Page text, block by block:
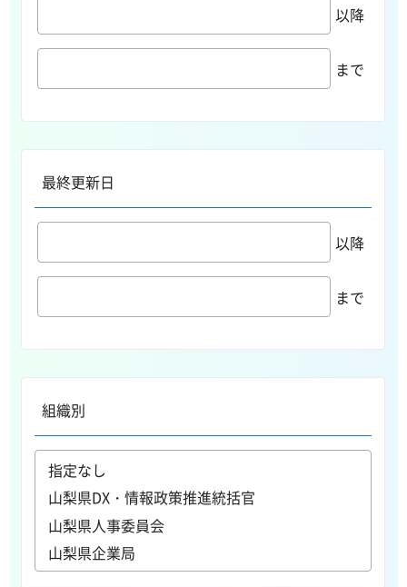
以降
まで
最終更新日
以降
まで
組織別